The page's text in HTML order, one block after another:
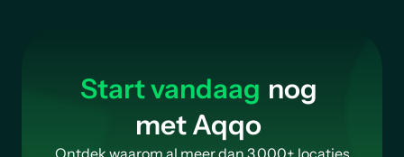
Start vandaag nog
met Aqqo